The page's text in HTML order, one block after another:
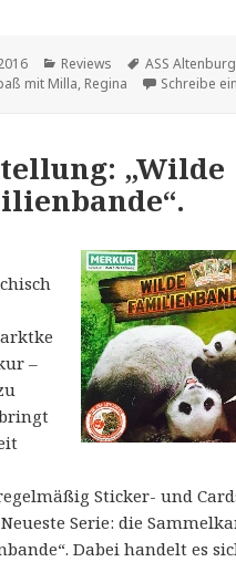
Kategorien
Reviews Schlagwörter
ASS Altenburg
mit Milla, Regina Schreibe
„Wilde
–
Sticker- und
Serie: die
Dabei handelt es